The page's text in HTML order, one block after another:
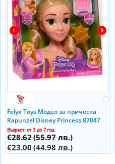
Felyx Toys Модел за прическа
Rapunzel Disney Princess 87047
Ibizo
Възраст: от 3 до 7 год.
€28.62(55.97 лв.)
€23.00 (44.98 лв.)